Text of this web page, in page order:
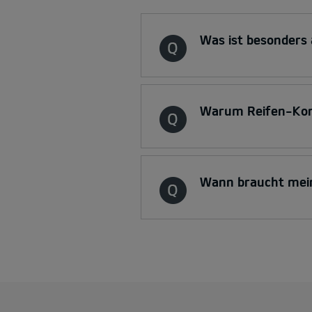
Was ist besonders
Warum Reifen-
Wann braucht